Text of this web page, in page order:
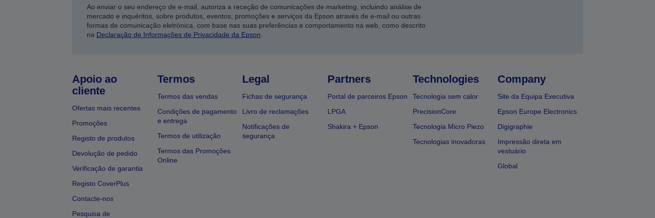
Ao enviar o seu endereço de e-mail, autoriza a receção de comunicações de marketing, incluindo análise de
mercado e inquéritos, sobre produtos, eventos, promoções e serviços da Epson através de e-mail ou outras
formas de comunicação eletrónica, com base nas suas preferências e comportamento na web, como descrito
na Declaração de Informações de Privacidade da Epson.
Apoio ao
cliente
Ofertas mais recentes
Promoções
Registo de produtos
Devolução de pedido
Verificação de garantia
Registo CoverPlus
Contacte-nos
Pesquisa de
Termos
Termos das vendas
Condições de pagamento
e entrega
Termos de utilização
Termos das Promoções
Online
Legal
Fichas de segurança
Livro de reclamações
Notificações de
segurança
Partners
Portal de parceiros Epson
LPGA
Shakira + Epson
Technologies
Tecnologia sem calor
PrecisionCore
Tecnologia Micro Piezo
Tecnologias inovadoras
Company
Site da Equipa Executiva
Epson Europe Electronics
Digigraphie
Impressão direta em
vestuário
Global